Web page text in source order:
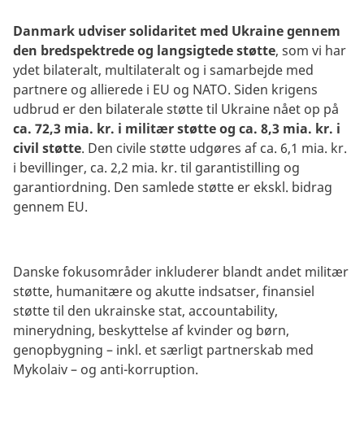
Danmark udviser solidaritet med Ukraine gennem
den bredspektrede og langsigtede støtte, som vi har
ydet bilateralt, multilateralt og i samarbejde med
partnere og allierede i EU og NATO. Siden krigens
udbrud er den bilaterale støtte til Ukraine nået op på
ca. 72,3 mia. kr. i militær støtte og ca. 8,3 mia. kr. i
civil støtte. Den civile støtte udgøres af ca. 6,1 mia. kr.
i bevillinger, ca. 2,2 mia. kr. til garantistilling og
garantiordning. Den samlede støtte er ekskl. bidrag
gennem EU.
Danske fokusområder inkluderer blandt andet militær
støtte, humanitære og akutte indsatser, finansiel
støtte til den ukrainske stat, accountability,
minerydning, beskyttelse af kvinder og børn,
genopbygning – inkl. et særligt partnerskab med
Mykolaiv – og anti-korruption.